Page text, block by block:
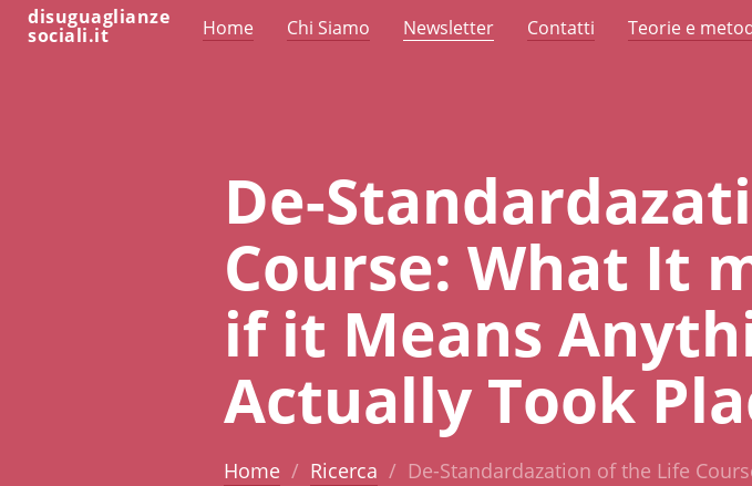
disuguaglianze
sociali.it Home Chi Siamo Newsletter Contatti Teorie e
De-
Course: What It
if it Means
Actually Took
Home Ricerca De-Standardazation of the Life